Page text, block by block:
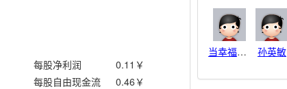
每股净利润 0.11 ￥
每股自由现金流 0.46 ￥
富通鑫茂(000836)
海信家电(000921)
佳电股份(000922)
德豪润达(002005)
思源电气(002028)
当幸福来敲门 孙英敏